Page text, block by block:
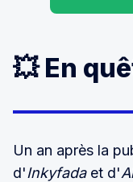
💥 En
Un an après la
d'Inkyfada et d'